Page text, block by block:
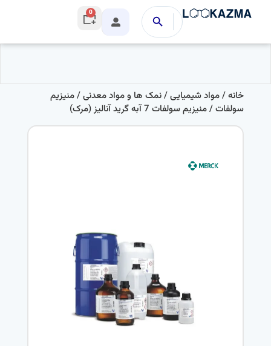
0
خانه/مواد شیمیایی/نمک ها و مواد معدنی/منیزیم
سولفات/ منیزیم سولفات 7 آبه گرید آنالیز (مرک)